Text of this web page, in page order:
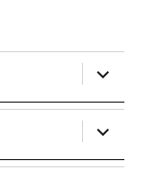
ouvrir
le
sous-
menu
ouvrir
le
sous-
menu